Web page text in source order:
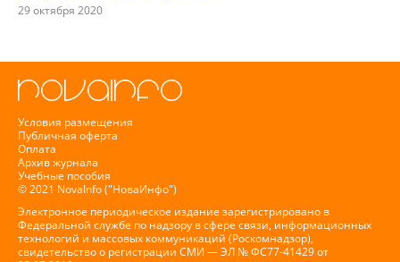
29 октября 2020
Условия размещения
Публичная оферта
Оплата
Архив журнала
Учебные пособия
© 2021 NovaInfo ("НоваИнфо")
Электронное периодическое издание зарегистрировано в
Федеральной службе по надзору в сфере связи, информационных
технологий и массовых коммуникаций (Роскомнадзор),
свидетельство о регистрации СМИ — ЭЛ № ФС77-41429 от